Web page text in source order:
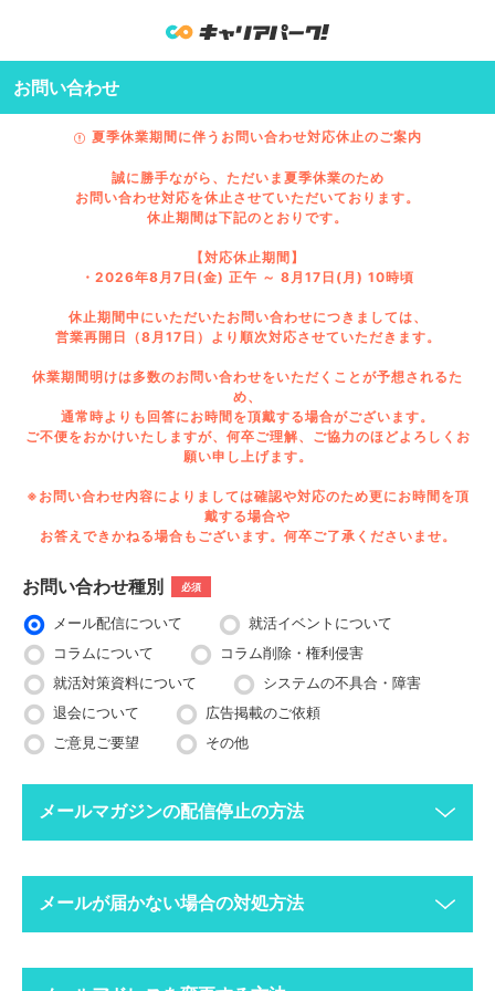
お問い合わせ
夏季休業期間に伴うお問い合わせ対応休止のご案内
誠に勝手ながら、ただいま夏季休業のため
お問い合わせ対応を休止させていただいております。
休止期間は下記のとおりです。
【対応休止期間】
・2026年8月7日(金) 正午 ～ 8月17日(月) 10時頃
休止期間中にいただいたお問い合わせにつきましては、
営業再開日（8月17日）より順次対応させていただきます。
休業期間明けは多数のお問い合わせをいただくことが予想されるた
め、
通常時よりも回答にお時間を頂戴する場合がございます。
ご不便をおかけいたしますが、何卒ご理解、ご協力のほどよろしくお
願い申し上げます。
※お問い合わせ内容によりましては確認や対応のため更にお時間を頂
戴する場合や
お答えできかねる場合もございます。何卒ご了承くださいませ。
お問い合わせ種別 必須
メール配信について
就活イベントについて
コラムについて
コラム削除・権利侵害
就活対策資料について
システムの不具合・障害
退会について
広告掲載のご依頼
ご意見ご要望
その他
メールマガジンの配信停止の方法
ってください。
配信停止までに2〜3営業日ほどかかる場合がございますのでご
メールが届かない場合の対処方法